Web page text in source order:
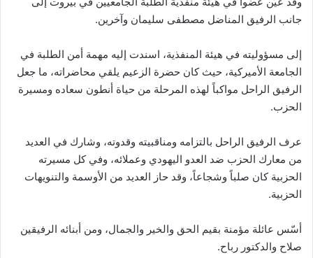
جانب الرفيق المناضل مصطفى سليمان وآخرين.
إلى مسؤوليته في هيئة المنفذية، اسندت إليه مهمة أمن الطلبة في
الجامعة الأميركية، حيث كان حضرة الزعيم يلقي محاضراته، ما جعل
الرفيق الراحل مواكباً لهذه المرحلة من حياة أنطون سعاده ومسيرة
الحزب.
عرف الرفيق الراحل بالتزامه ومناقبيته وقدوته، وشارك في العديد
من معارك الحزب ضد العدو اليهودي وعملائه، وفي كل مسيرته
الحزبية كان صلباً وشجاعاً، وقد حاز العديد من الأوسمة والتنويهات
الحزبية.
أسّس عائلة مؤمنة بقيم الحق والخير والجمال، ومن أبنائه الرفيقين
صلاح والدكتور رباح.